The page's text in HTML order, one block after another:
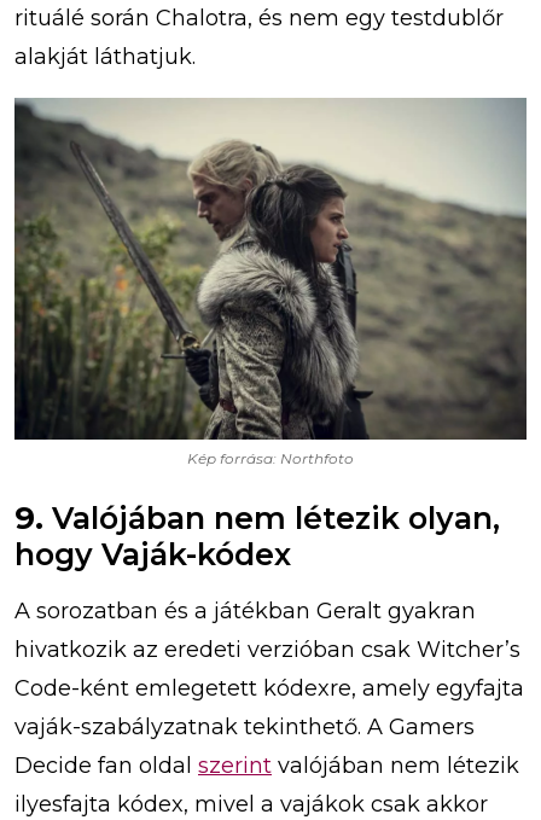
rituálé során Chalotra, és nem egy testdublőr
alakját láthatjuk.
Kép forrása: Northfoto
9. Valójában nem létezik olyan,
hogy Vaják-kódex
A sorozatban és a játékban Geralt gyakran
hivatkozik az eredeti verzióban csak Witcher’s
Code-ként emlegetett kódexre, amely egyfajta
vaják-szabályzatnak tekinthető. A Gamers
Decide fan oldal szerint valójában nem létezik
ilyesfajta kódex, mivel a vajákok csak akkor